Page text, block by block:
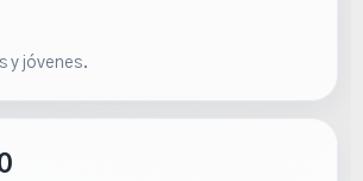
y jóvenes.